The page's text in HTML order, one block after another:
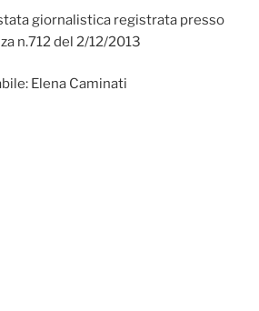
giornalistica registrata presso
n.712 del 2/12/2013
Elena Caminati